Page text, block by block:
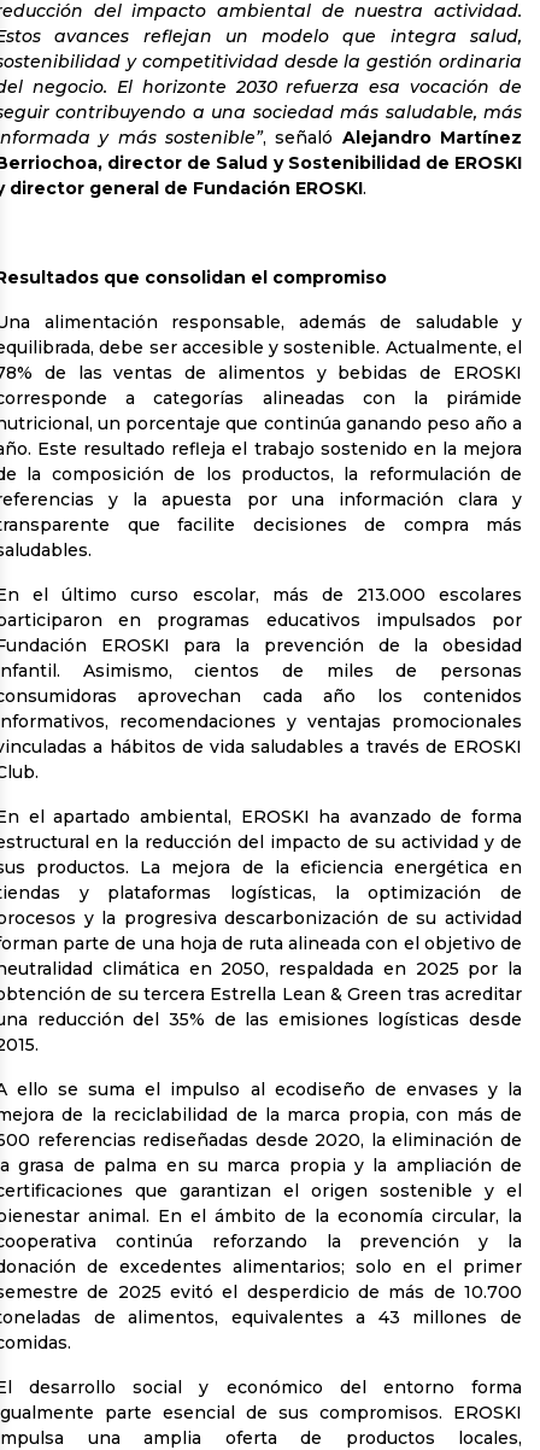
del impacto ambiental de nuestra actividad.
avances reflejan un modelo que integra salud,
y competitividad desde la gestión ordinaria
negocio. El horizonte 2030 refuerza esa vocación de
contribuyendo a una sociedad más saludable, más
y más sostenible”, señaló Alejandro Martínez
director de Salud y Sostenibilidad de EROSKI
director general de Fundación EROSKI.
que consolidan el compromiso
alimentación responsable, además de saludable y
debe ser accesible y sostenible. Actualmente, el
de las ventas de alimentos y bebidas de EROSKI
a categorías alineadas con la pirámide
un porcentaje que continúa ganando peso año a
Este resultado refleja el trabajo sostenido en la mejora
la composición de los productos, la reformulación de
y la apuesta por una información clara y
que facilite decisiones de compra más
el último curso escolar, más de 213.000 escolares
en programas educativos impulsados por
EROSKI para la prevención de la obesidad
Asimismo, cientos de miles de personas
aprovechan cada año los contenidos
recomendaciones y ventajas promocionales
a hábitos de vida saludables a través de EROSKI
el apartado ambiental, EROSKI ha avanzado de forma
en la reducción del impacto de su actividad y de
productos. La mejora de la eficiencia energética en
y plataformas logísticas, la optimización de
y la progresiva descarbonización de su actividad
parte de una hoja de ruta alineada con el objetivo de
climática en 2050, respaldada en 2025 por la
de su tercera Estrella Lean & Green tras acreditar
reducción del 35% de las emisiones logísticas desde
ello se suma el impulso al ecodiseño de envases y la
de la reciclabilidad de la marca propia, con más de
referencias rediseñadas desde 2020, la eliminación de
grasa de palma en su marca propia y la ampliación de
que garantizan el origen sostenible y el
animal. En el ámbito de la economía circular, la
continúa reforzando la prevención y la
de excedentes alimentarios; solo en el primer
de 2025 evitó el desperdicio de más de 10.700
de alimentos, equivalentes a 43 millones de
desarrollo social y económico del entorno forma
parte esencial de sus compromisos. EROSKI
una amplia oferta de productos locales,